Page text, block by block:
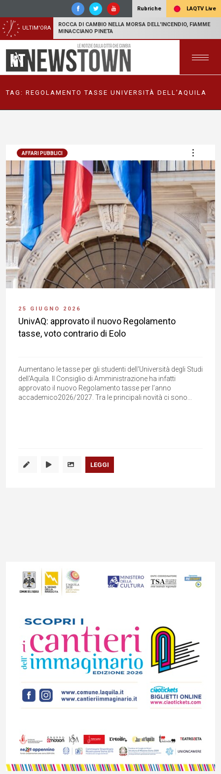
Rubriche LAQTV Live
ULTIM'ORA
ROCCA DI CAMBIO NELLA MORSA DELL'INCENDIO, FIAMME
MINACCIANO PINETA
TAG: REGOLAMENTO TASSE UNIVERSITÀ DELL’AQUILA
AFFARI PUBBLICI
25 GIUGNO 2026
UnivAQ: approvato il nuovo Regolamento
tasse, voto contrario di Eolo
Aumentano le tasse per gli studenti dell'Università degli Studi
dell'Aquila. Il Consiglio di Amministrazione ha infatti
approvato il nuovo Regolamento tasse per l’anno
accademico2026/2027. Tra le principali novità ci sono...
LEGGI